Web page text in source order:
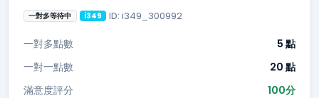
一對多等待中 i349 ID: i349_300992
一對多點數
5 點
一對一點數
20 點
滿意度評分
100分